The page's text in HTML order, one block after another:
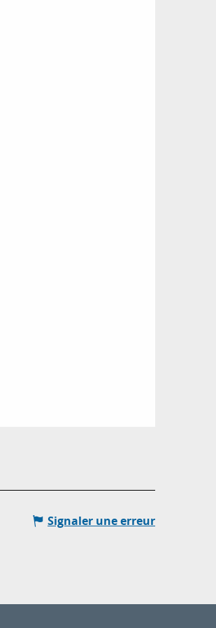
Signaler une erreur